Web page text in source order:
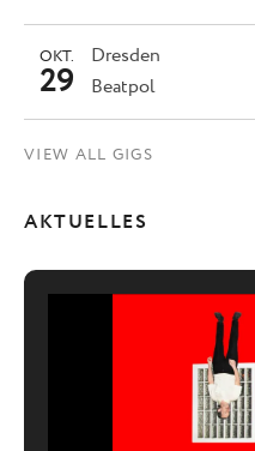
Dresden
OKT.
29 Beatpol
VIEW ALL GIGS
AKTUELLES